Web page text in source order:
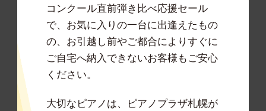
コンクール直前弾き比べ応援セール
で、お気に入りの一台に出逢えたもの
の、お引越し前やご都合によりすぐに
ご自宅へ納入できないお客様もご安心
ください。
大切なピアノは、ピアノプラザ札幌が